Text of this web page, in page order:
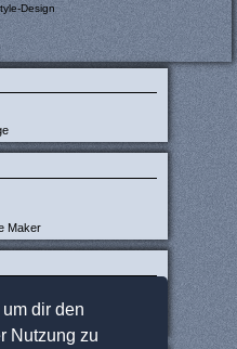
dir den
Nutzung zu
Design
Maker